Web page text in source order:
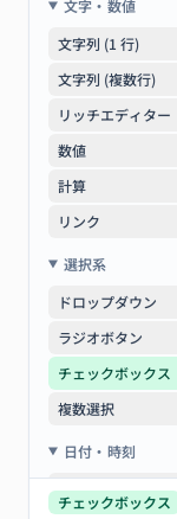
文字・数値
文字列 (1 行)
文字列 (複数行)
リッチエディター
数値
計算
リンク
選択系
ドロップダウン
ラジオボタン
チェックボックス
複数選択
日付・時刻
日付
チェックボックス